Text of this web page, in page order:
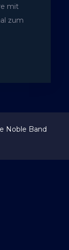
mit
zum
Noble Band